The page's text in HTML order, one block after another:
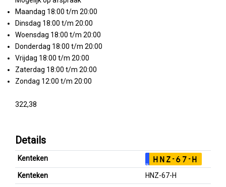
Maandag 18:00 t/m 20:00
Dinsdag 18:00 t/m 20:00
Woensdag 18:00 t/m 20:00
Donderdag 18:00 t/m 20:00
Vrijdag 18:00 t/m 20:00
Zaterdag 18:00 t/m 20:00
Zondag 12:00 t/m 20:00
322,38
Details
Kenteken
NL HNZ-67-H
Kenteken
HNZ-67-H